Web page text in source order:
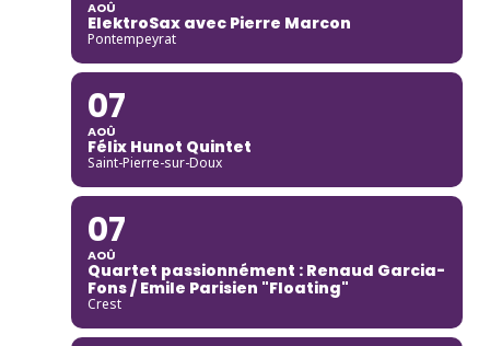
AOÛ
ElektroSax avec Pierre Marcon
Pontempeyrat
07
AOÛ
Félix Hunot Quintet
Saint-Pierre-sur-Doux
07
AOÛ
Quartet passionnément : Renaud Garcia-
Fons / Emile Parisien "Floating"
Crest